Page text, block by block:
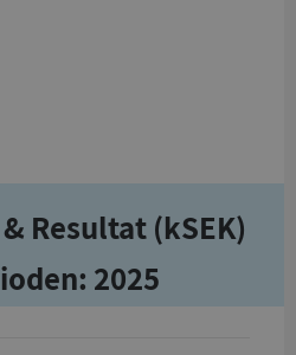
& Resultat (kSEK)
2025